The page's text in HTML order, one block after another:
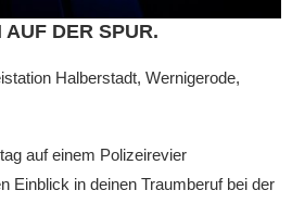
DER SPUR.
Halberstadt, Wernigerode,
auf einem Polizeirevier
Einblick in deinen Traumberuf bei der